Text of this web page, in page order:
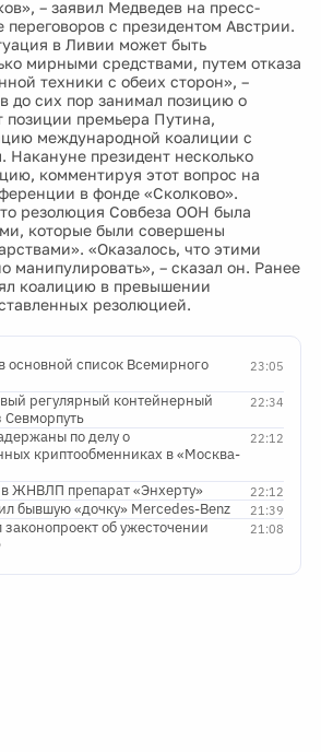
– заявил Медведев на пресс-
с президентом Австрии.
в Ливии может быть
мирными средствами, путем отказа
техники с обеих сторон», –
до сих пор занимал позицию о
позиции премьера Путина,
международной коалиции с
Накануне президент несколько
комментируя этот вопрос на
в фонде «Сколково».
резолюция Совбеза ООН была
которые были совершены
«Оказалось, что этими
манипулировать», – сказал он. Ранее
коалицию в превышении
резолюцией.
23:05
основной список Всемирного
22:34
регулярный контейнерный
Севморпуть
22:12
по делу о
криптообменниках в «Москва-
22:12
ЖНВЛП препарат «Энхерту»
21:39
бывшую «дочку» Mercedes-Benz
21:08
об ужесточении